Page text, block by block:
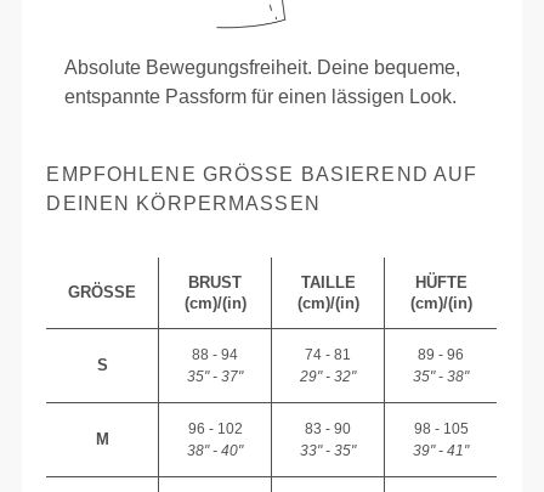
Absolute Bewegungsfreiheit. Deine bequeme,
entspannte Passform für einen lässigen Look.
EMPFOHLENE GRÖSSE BASIEREND AUF D
EINEN KÖRPERMASSEN
GRÖSSE
BRUST
(cm)/(in)
TAILLE
(cm)/(in)
HÜFTE
(cm)/(in)
S
88 - 94
35" - 37"
74 - 81
29" - 32"
89 - 96
35" - 38"
M
96 - 102
38" - 40"
83 - 90
33" - 35"
98 - 105
39" - 41"